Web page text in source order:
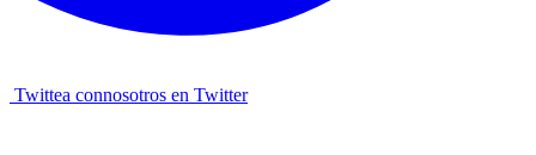
Twittea connosotros en Twitter